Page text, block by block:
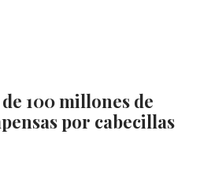
100 millones de
por cabecillas